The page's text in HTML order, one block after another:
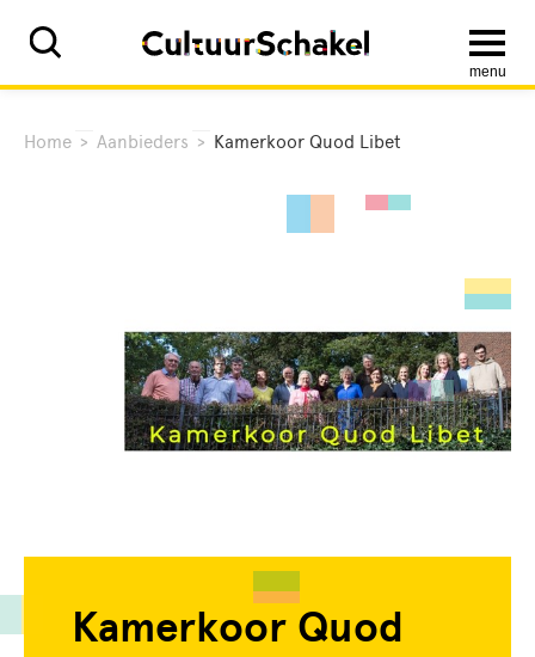
menu
Home > Aanbieders > Kamerkoor Quod Libet
Kamerkoor Quod